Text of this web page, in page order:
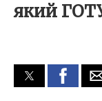
який